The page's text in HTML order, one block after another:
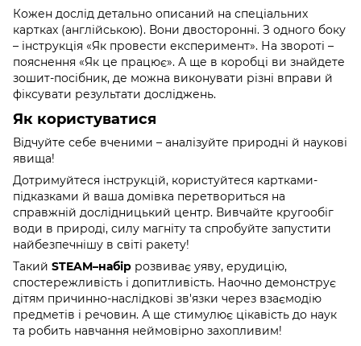
Кожен дослід детально описаний на спеціальних
картках (англійською). Вони двосторонні. З одного боку
– інструкція «Як провести експеримент». На звороті –
пояснення «Як це працює». А ще в коробці ви знайдете
зошит-посібник, де можна виконувати різні вправи й
фіксувати результати досліджень.
Як користуватися
Відчуйте себе вченими – аналізуйте природні й наукові
явища!
Дотримуйтеся інструкцій, користуйтеся картками-
підказками й ваша домівка перетвориться на
справжній дослідницький центр. Вивчайте кругообіг
води в природі, силу магніту та спробуйте запустити
найбезпечнішу в світі ракету!
Такий STEAM–набір розвиває уяву, ерудицію,
спостережливість і допитливість. Наочно демонструє
дітям причинно-наслідкові зв'язки через взаємодію
предметів і речовин. А ще стимулює цікавість до наук
та робить навчання неймовірно захопливим!